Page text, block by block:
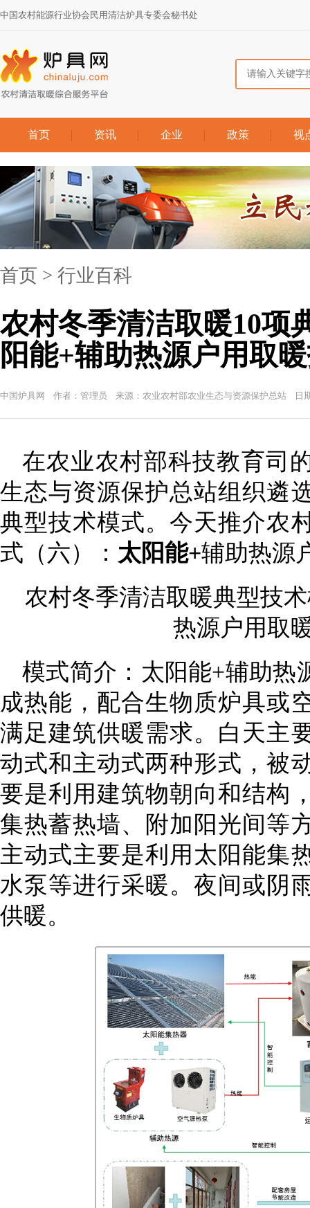
中国农村能源行业协会民用清洁炉具专委会秘书处
首页 资讯 企业 政策 视
首页 > 行业百科
农村冬季清洁取暖10项
阳能+辅助热源户用取
中国炉具网 作者：管理员 来源：农业农村部农业生态与资源保护总站 日
在农业农村部科技教育司
生态与资源保护总站组织遴
典型技术模式。今天推介农
式（六）： 太阳能+辅助热源
农村冬季清洁取暖典型技
热源户用取
模式简介：太阳能+辅助热
成热能，配合生物质炉具或
满足建筑供暖需求。白天主
动式和主动式两种形式，被
要是利用建筑物朝向和结构
集热蓄热墙、附加阳光间等
主动式主要是利用太阳能集
水泵等进行采暖。夜间或阴
供暖。